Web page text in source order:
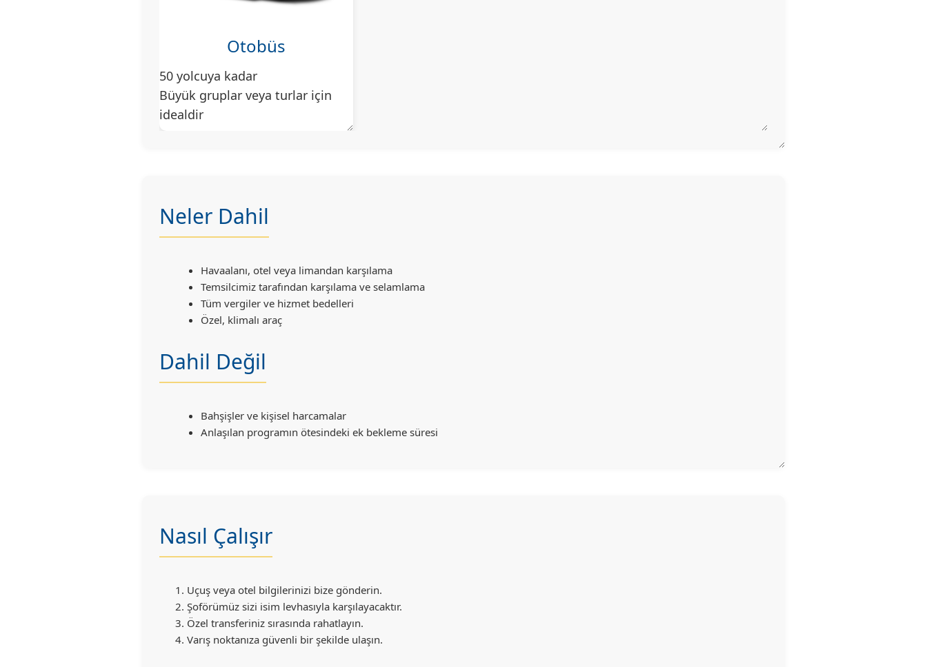
Otobüs
50 yolcuya kadar
Büyük gruplar veya turlar için
idealdir
Neler Dahil
Havaalanı, otel veya limandan karşılama
Temsilcimiz tarafından karşılama ve selamlama
Tüm vergiler ve hizmet bedelleri
Özel, klimalı araç
Dahil Değil
Bahşişler ve kişisel harcamalar
Anlaşılan programın ötesindeki ek bekleme süresi
Nasıl Çalışır
Uçuş veya otel bilgilerinizi bize gönderin.
Şoförümüz sizi isim levhasıyla karşılayacaktır.
Özel transferiniz sırasında rahatlayın.
Varış noktanıza güvenli bir şekilde ulaşın.